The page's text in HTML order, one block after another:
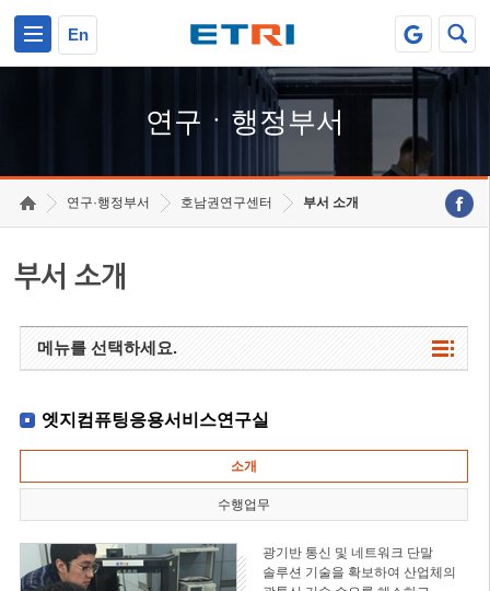
En
연구ㆍ행정부서
연구·행정부서 호남권연구센터 부서 소개
부서 소개
메뉴를 선택하세요.
엣지컴퓨팅응용서비스연구실
소개
수행업무
광기반 통신 및 네트워크 단말
솔루션 기술을 확보하여 산업체의